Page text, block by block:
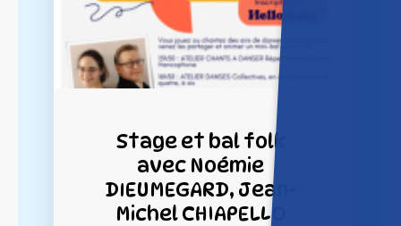
Stage et bal folk
avec Noémie
DIEUMEGARD, Jean-
Michel CHIAPELLO